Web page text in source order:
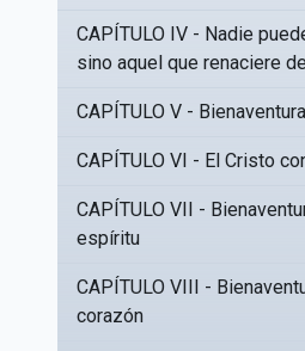
CAPÍTULO IV - Nadie
sino aquel que renaciere
CAPÍTULO V -
CAPÍTULO VI - El Cristo
CAPÍTULO VII -
espíritu
CAPÍTULO VIII -
corazón